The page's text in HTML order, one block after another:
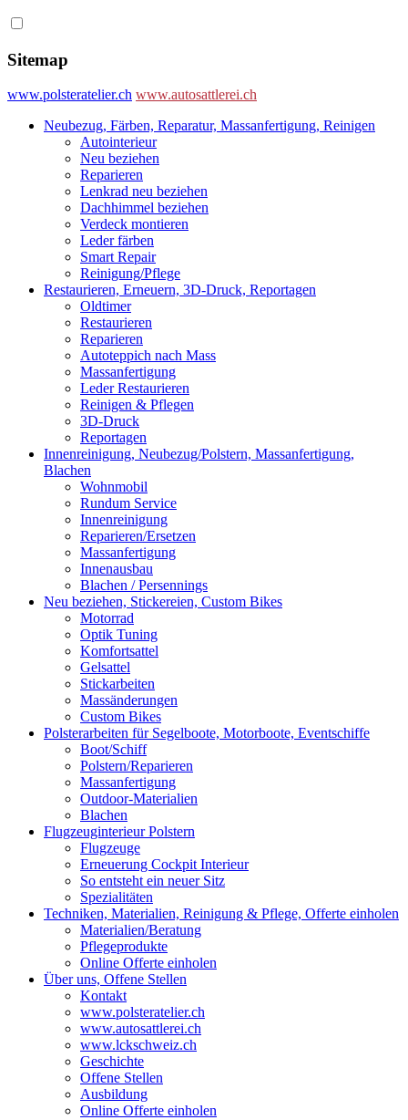
Sitemap
www.polsteratelier.ch www.autosattlerei.ch
Neubezug, Färben, Reparatur, Massanfertigung, Reinigen
Autointerieur
Neu beziehen
Reparieren
Lenkrad neu beziehen
Dachhimmel beziehen
Verdeck montieren
Leder färben
Smart Repair
Reinigung/Pflege
Restaurieren, Erneuern, 3D-Druck, Reportagen
Oldtimer
Restaurieren
Reparieren
Autoteppich nach Mass
Massanfertigung
Leder Restaurieren
Reinigen & Pflegen
3D-Druck
Reportagen
Innenreinigung, Neubezug/Polstern, Massanfertigung,
Blachen
Wohnmobil
Rundum Service
Innenreinigung
Reparieren/Ersetzen
Massanfertigung
Innenausbau
Blachen / Persennings
Neu beziehen, Stickereien, Custom Bikes
Motorrad
Optik Tuning
Komfortsattel
Gelsattel
Stickarbeiten
Massänderungen
Custom Bikes
Polsterarbeiten für Segelboote, Motorboote, Eventschiffe
Boot/Schiff
Polstern/Reparieren
Massanfertigung
Outdoor-Materialien
Blachen
Flugzeuginterieur Polstern
Flugzeuge
Erneuerung Cockpit Interieur
So entsteht ein neuer Sitz
Spezialitäten
Techniken, Materialien, Reinigung & Pflege, Offerte einholen
Materialien/Beratung
Pflegeprodukte
Online Offerte einholen
Über uns, Offene Stellen
Kontakt
www.polsteratelier.ch
www.autosattlerei.ch
www.lckschweiz.ch
Geschichte
Offene Stellen
Ausbildung
Online Offerte einholen